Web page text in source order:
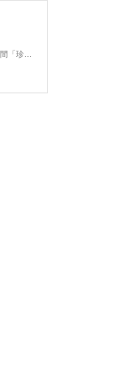
BS-TBS「吉田類の酒場放浪記」の#317南林間「珍満」ページです。月曜よる9時放送。